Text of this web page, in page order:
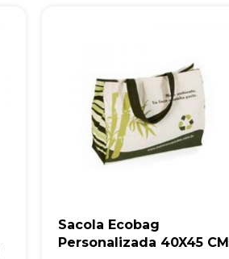
Sacola Ecobag
Personalizada 40X45 CM